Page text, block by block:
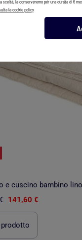
scelta, la conserveremo per una durata di 6
la cookie policy
141,60 €